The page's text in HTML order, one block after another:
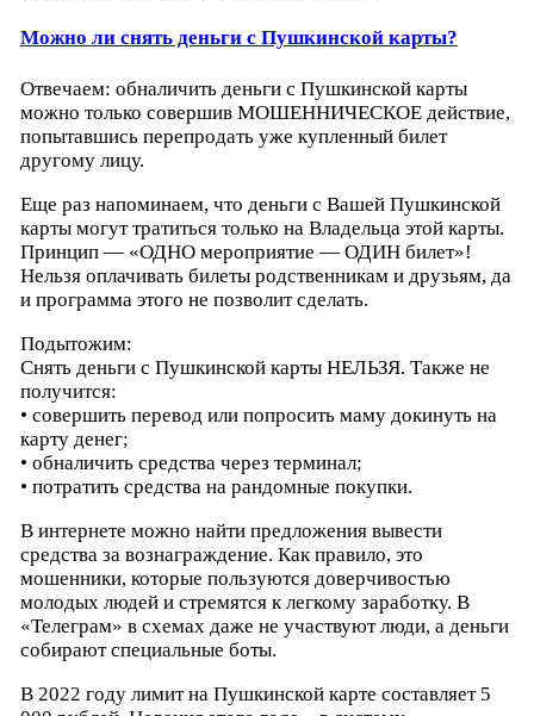
Можно ли снять деньги с Пушкинской карты?
Отвечаем: обналичить деньги с Пушкинской карты
можно только совершив МОШЕННИЧЕСКОЕ действие,
попытавшись перепродать уже купленный билет
другому лицу.
Еще раз напоминаем, что деньги с Вашей Пушкинской
карты могут тратиться только на Владельца этой карты.
Принцип — «ОДНО мероприятие — ОДИН билет»!
Нельзя оплачивать билеты родственникам и друзьям, да
и программа этого не позволит сделать.
Подытожим:
Снять деньги с Пушкинской карты НЕЛЬЗЯ. Также не
получится:
• совершить перевод или попросить маму докинуть на
карту денег;
• обналичить средства через терминал;
• потратить средства на рандомные покупки.
В интернете можно найти предложения вывести
средства за вознаграждение. Как правило, это
мошенники, которые пользуются доверчивостью
молодых людей и стремятся к легкому заработку. В
«Телеграм» в схемах даже не участвуют люди, а деньги
собирают специальные боты.
В 2022 году лимит на Пушкинской карте составляет 5